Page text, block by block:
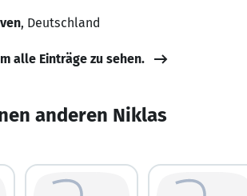
, Deutschland
alle Einträge zu sehen.
anderen Niklas